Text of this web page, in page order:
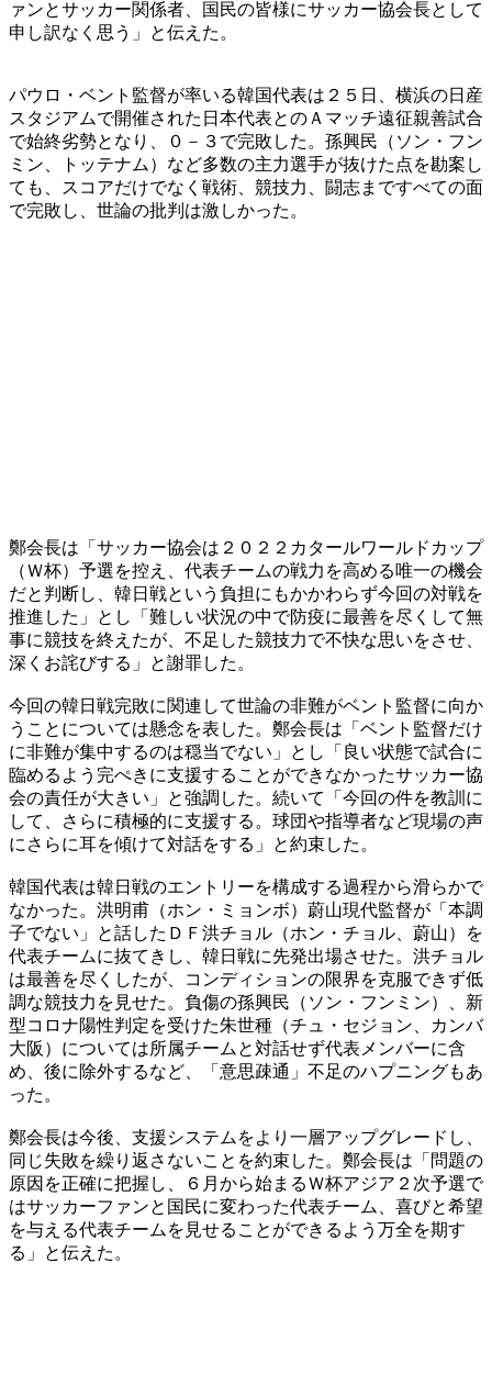
ァンとサッカー関係者、国民の皆様にサッカー協会長として
申し訳なく思う」と伝えた。
パウロ・ベント監督が率いる韓国代表は２５日、横浜の日産
スタジアムで開催された日本代表とのＡマッチ遠征親善試合
で始終劣勢となり、０－３で完敗した。孫興民（ソン・フン
ミン、トッテナム）など多数の主力選手が抜けた点を勘案し
ても、スコアだけでなく戦術、競技力、闘志まですべての面
で完敗し、世論の批判は激しかった。
鄭会長は「サッカー協会は２０２２カタールワールドカップ
（Ｗ杯）予選を控え、代表チームの戦力を高める唯一の機会
だと判断し、韓日戦という負担にもかかわらず今回の対戦を
推進した」とし「難しい状況の中で防疫に最善を尽くして無
事に競技を終えたが、不足した競技力で不快な思いをさせ、
深くお詫びする」と謝罪した。
今回の韓日戦完敗に関連して世論の非難がベント監督に向か
うことについては懸念を表した。鄭会長は「ベント監督だけ
に非難が集中するのは穏当でない」とし「良い状態で試合に
臨めるよう完ぺきに支援することができなかったサッカー協
会の責任が大きい」と強調した。続いて「今回の件を教訓に
して、さらに積極的に支援する。球団や指導者など現場の声
にさらに耳を傾けて対話をする」と約束した。
韓国代表は韓日戦のエントリーを構成する過程から滑らかで
なかった。洪明甫（ホン・ミョンボ）蔚山現代監督が「本調
子でない」と話したＤＦ洪チョル（ホン・チョル、蔚山）を
代表チームに抜てきし、韓日戦に先発出場させた。洪チョル
は最善を尽くしたが、コンディションの限界を克服できず低
調な競技力を見せた。負傷の孫興民（ソン・フンミン）、新
型コロナ陽性判定を受けた朱世種（チュ・セジョン、カンバ
大阪）については所属チームと対話せず代表メンバーに含
め、後に除外するなど、「意思疎通」不足のハプニングもあ
った。
鄭会長は今後、支援システムをより一層アップグレードし、
同じ失敗を繰り返さないことを約束した。鄭会長は「問題の
原因を正確に把握し、６月から始まるＷ杯アジア２次予選で
はサッカーファンと国民に変わった代表チーム、喜びと希望
を与える代表チームを見せることができるよう万全を期す
る」と伝えた。